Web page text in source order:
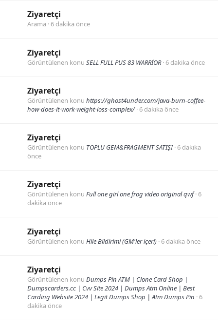
Ziyaretçi
Arama 6 dakika önce
Ziyaretçi
Görüntülenen konu SELL FULL PUS 83 WARRİOR 6 dakika önce
Ziyaretçi
Görüntülenen konu https://ghost4under.com/java-burn-coffee-
how-does-it-work-weight-loss-complex/ 6 dakika önce
Ziyaretçi
Görüntülenen konu TOPLU GEM&FRAGMENT SATIŞI 6 dakika
önce
Ziyaretçi
Görüntülenen konu Full one girl one frog video original qwf 6
dakika önce
Ziyaretçi
Görüntülenen konu Hile Bildirimi (GM'ler içeri) 6 dakika önce
Ziyaretçi
Görüntülenen konu Dumps Pin ATM | Clone Card Shop |
Dumpscarders.cc | Cvv Site 2024 | Dumps Atm Online | Best
Carding Website 2024 | Legit Dumps Shop | Atm Dumps Pin 6
dakika önce